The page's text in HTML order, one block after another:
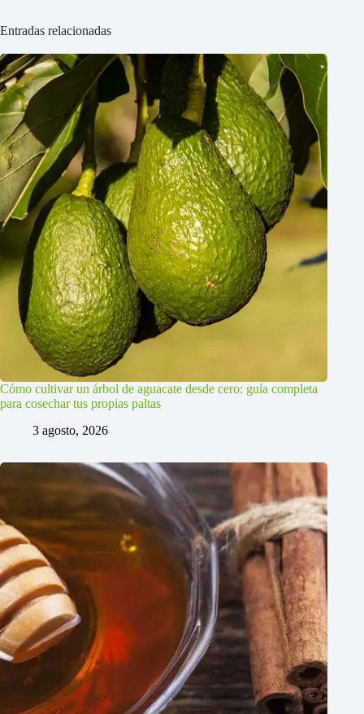
Entradas relacionadas
Cómo cultivar un árbol de aguacate desde cero: guía completa
para cosechar tus propias paltas
3 agosto, 2026